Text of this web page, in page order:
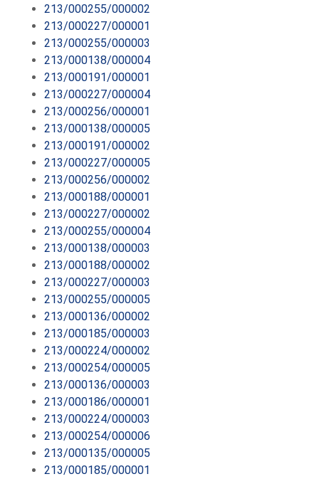
213/000255/000002
213/000227/000001
213/000255/000003
213/000138/000004
213/000191/000001
213/000227/000004
213/000256/000001
213/000138/000005
213/000191/000002
213/000227/000005
213/000256/000002
213/000188/000001
213/000227/000002
213/000255/000004
213/000138/000003
213/000188/000002
213/000227/000003
213/000255/000005
213/000136/000002
213/000185/000003
213/000224/000002
213/000254/000005
213/000136/000003
213/000186/000001
213/000224/000003
213/000254/000006
213/000135/000005
213/000185/000001